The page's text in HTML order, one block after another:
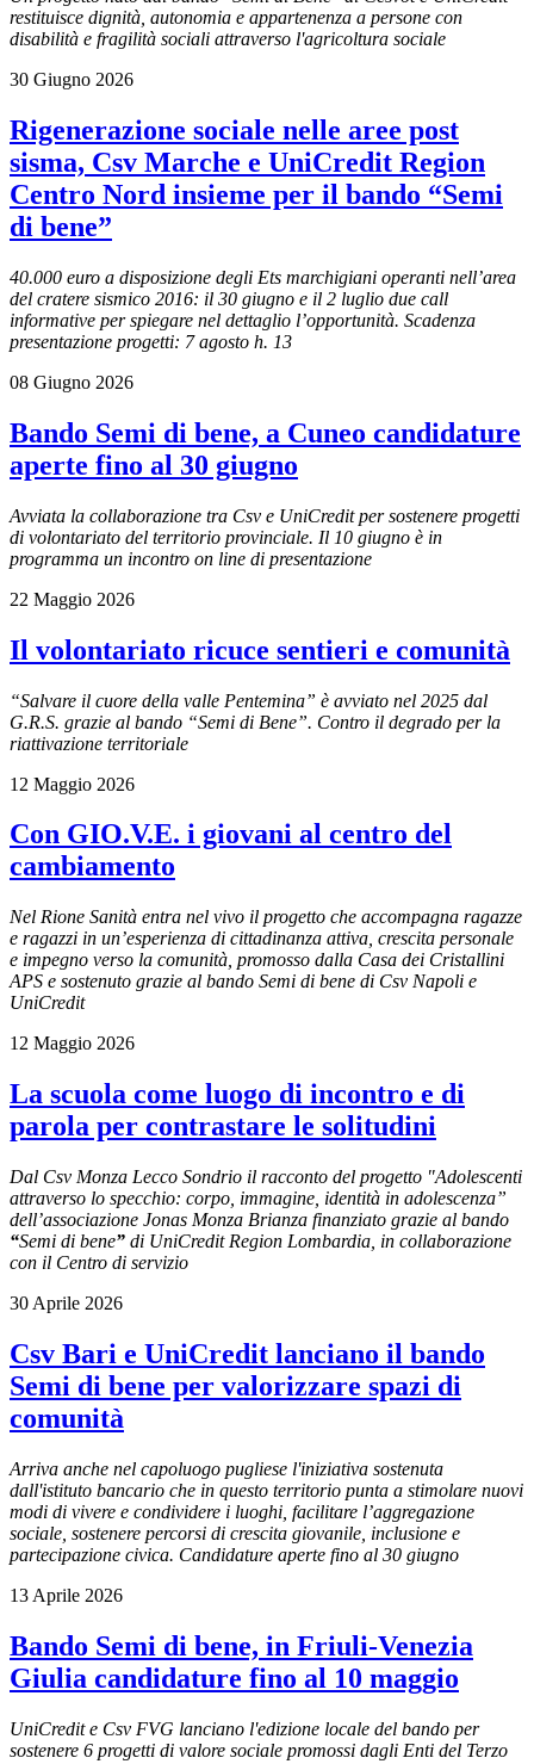
restituisce dignità, autonomia e appartenenza a persone con
disabilità e fragilità sociali attraverso l'agricoltura sociale
30 Giugno 2026
Rigenerazione sociale nelle aree post
sisma, Csv Marche e UniCredit Region
Centro Nord insieme per il bando “Semi
di bene”
40.000 euro a disposizione degli Ets marchigiani operanti nell’area
del cratere sismico 2016: il 30 giugno e il 2 luglio due call
informative per spiegare nel dettaglio l’opportunità. Scadenza
presentazione progetti: 7 agosto h. 13
08 Giugno 2026
Bando Semi di bene, a Cuneo candidature
aperte fino al 30 giugno
Avviata la collaborazione tra Csv e UniCredit per sostenere progetti
di volontariato del territorio provinciale. Il 10 giugno è in
programma un incontro on line di presentazione
22 Maggio 2026
Il volontariato ricuce sentieri e comunità
“Salvare il cuore della valle Pentemina” è avviato nel 2025 dal
G.R.S. grazie al bando “Semi di Bene”. Contro il degrado per la
riattivazione territoriale
12 Maggio 2026
Con GIO.V.E. i giovani al centro del
cambiamento
Nel Rione Sanità entra nel vivo il progetto che accompagna ragazze
e ragazzi in un’esperienza di cittadinanza attiva, crescita personale
e impegno verso la comunità, promosso dalla Casa dei Cristallini
APS e sostenuto grazie al bando Semi di bene di Csv Napoli e
UniCredit
12 Maggio 2026
La scuola come luogo di incontro e di
parola per contrastare le solitudini
Dal Csv Monza Lecco Sondrio il racconto del progetto "Adolescenti
attraverso lo specchio: corpo, immagine, identità in adolescenza”
dell’associazione Jonas Monza Brianza finanziato grazie al bando
“Semi di bene” di UniCredit Region Lombardia, in collaborazione
con il Centro di servizio
30 Aprile 2026
Csv Bari e UniCredit lanciano il bando
Semi di bene per valorizzare spazi di
comunità
Arriva anche nel capoluogo pugliese l'iniziativa sostenuta
dall'istituto bancario che in questo territorio punta a stimolare nuovi
modi di vivere e condividere i luoghi, facilitare l’aggregazione
sociale, sostenere percorsi di crescita giovanile, inclusione e
partecipazione civica. Candidature aperte fino al 30 giugno
13 Aprile 2026
Bando Semi di bene, in Friuli-Venezia
Giulia candidature fino al 10 maggio
UniCredit e Csv FVG lanciano l'edizione locale del bando per
sostenere 6 progetti di valore sociale promossi dagli Enti del Terzo